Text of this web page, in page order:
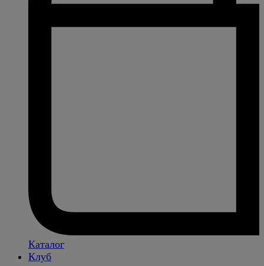
Каталог
Клуб